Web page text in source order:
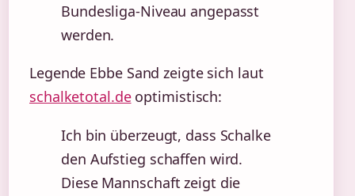
Bundesliga-Niveau angepasst
werden.
Legende Ebbe Sand zeigte sich laut
schalketotal.deoptimistisch:
Ich bin überzeugt, dass Schalke
den Aufstieg schaffen wird.
Diese Mannschaft zeigt die